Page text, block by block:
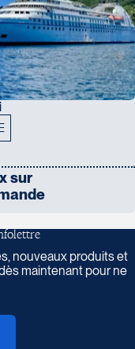
sur
folettre
nouveaux produits et
maintenant pour ne